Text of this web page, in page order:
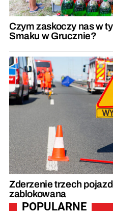
Czym zaskoczy nas w
Smaku w Grucznie?
Zderzenie trzech
zablokowana
POPULARNE